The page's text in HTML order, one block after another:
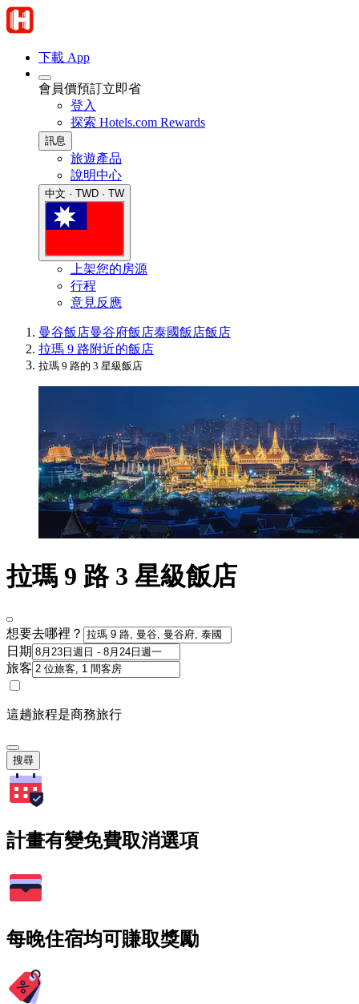
下載 App
會員價預訂立即省
登入
探索 Hotels.com Rewards
訊息
旅遊產品
說明中心
中文 · TWD · TW
上架您的房源
行程
意見反應
曼谷飯店曼谷府飯店泰國飯店飯店
拉瑪 9 路附近的飯店
拉瑪 9 路的 3 星級飯店
拉瑪 9 路 3 星級飯店
想要去哪裡？
日期
旅客
這趟旅程是商務旅行
搜尋
計畫有變免費取消選項
每晚住宿均可賺取獎勵